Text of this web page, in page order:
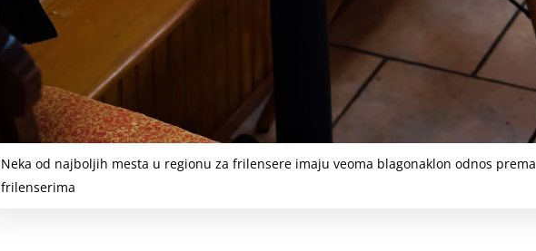
Neka od najboljih mesta u regionu za frilensere imaju veoma blagonaklon odnos prema
frilenserima